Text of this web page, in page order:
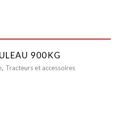
900KG
, Tracteurs et accessoires